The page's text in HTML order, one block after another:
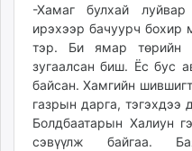
-Хамаг булхай
ирэхээр бачуурч бохир
тэр. Би ямар төрийн
зугаалсан биш. Ёс бус
байсан. Хамгийн
газрын дарга, тэгэхдээ
Болдбаатарын Халиун
сэвүүлж байгаа.